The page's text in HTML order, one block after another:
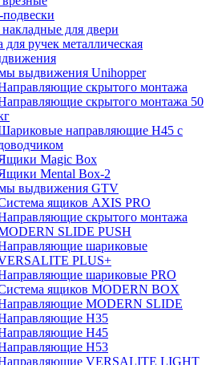
для двери
ручек металлическая
выдвижения Unihopper
скрытого монтажа
скрытого монтажа 50
направляющие H45 с
Magic Box
Mental Box-2
выдвижения GTV
ящиков AXIS PRO
скрытого монтажа
SLIDE PUSH
шариковые
PLUS+
шариковые PRO
ящиков MODERN BOX
MODERN SLIDE
H35
H45
H53
VERSALITE LIGHT